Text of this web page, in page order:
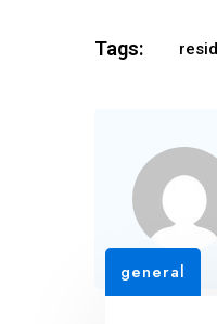
Tags:
general